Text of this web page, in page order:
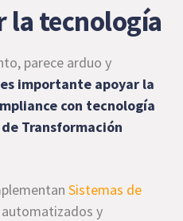
la tecnología
parece arduo y
importante apoyar la
con tecnología
Transformación
Sistemas de
automatizados y